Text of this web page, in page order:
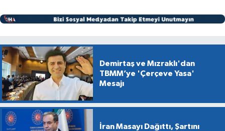
Demirtaş ve Mızraklı'dan
TBMM’ye 'Çerçeve Yasa'
Mesajı
İran Masayı Dağıttı, Şartını